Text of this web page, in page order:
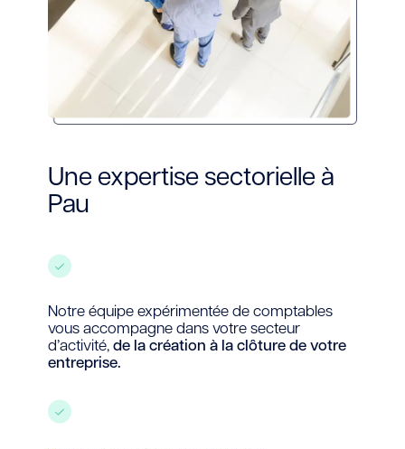
Une expertise sectorielle à
Pau
Notre équipe expérimentée de comptables
vous accompagne dans votre secteur
d’activité, de la création à la clôture de votre
entreprise.